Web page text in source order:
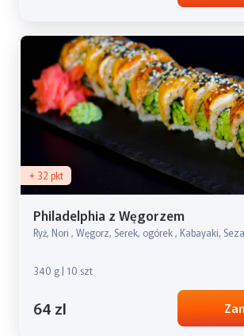
+ 32 pkt
Philadelphia z Węgorzem
Ryż, Nori , Węgorz, Serek, ogórek , Kabayaki,
340 g | 10 szt
64 zl